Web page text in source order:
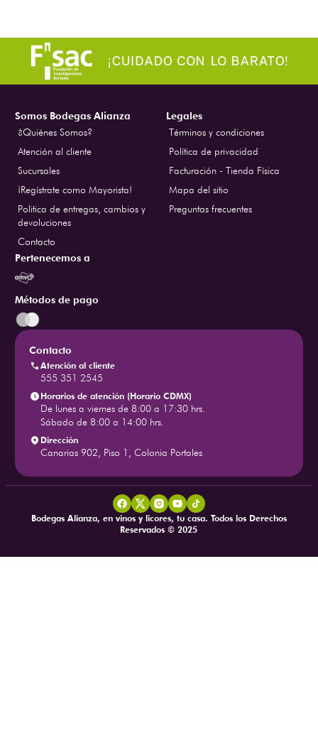
Somos Bodegas Alianza
¿Quiénes Somos?
Atención al cliente
Sucursales
¡Regístrate como Mayorista!
Politica de entregas, cambios y
devoluciones
Contacto
Legales
Términos y condiciones
Política de privacidad
Facturación - Tienda Física
Mapa del sitio
Preguntas frecuentes
Pertenecemos a
Métodos de pago
Contacto
Atención al cliente
555 351 2545
Horarios de atención (Horario CDMX)
De lunes a viernes de 8:00 a 17:30 hrs.
Sábado de 8:00 a 14:00 hrs.
Dirección
Canarias 902, Piso 1, Colonia Portales
Bodegas Alianza, en vinos y licores, tu casa. Todos los Derechos
Reservados © 2025